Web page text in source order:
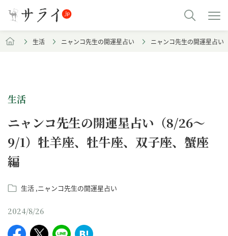
生活 ニャンコ先生の開運星占い ニャンコ先生の開運星占
生活
ニャンコ先生の開運星占い（8/26～
9/1）牡羊座、牡牛座、双子座、蟹座
編
生活 ニャンコ先生の開運星占い
2024/8/26